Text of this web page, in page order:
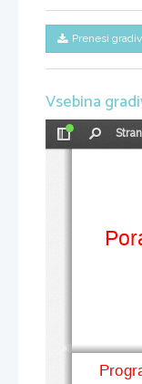
Prenesi
Vsebina
Preklopi